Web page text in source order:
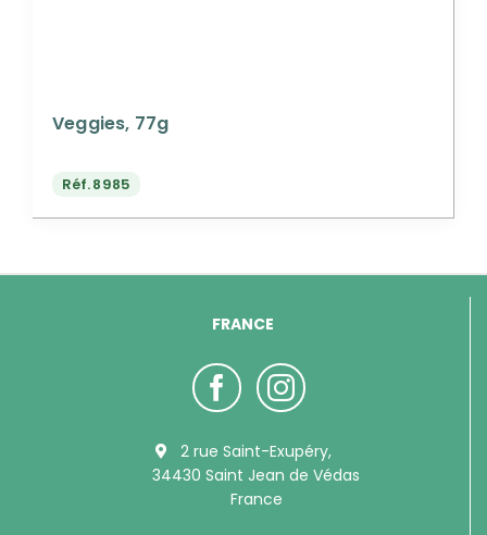
Veggies, 77g
Réf.8985
FRANCE
2 rue Saint-Exupéry,
34430 Saint Jean de Védas
France